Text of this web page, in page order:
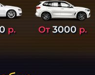
р. От3000р.